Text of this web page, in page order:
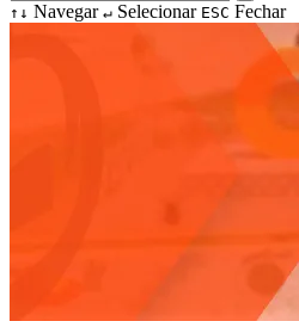
↑↓ Navegar ↵ Selecionar ESC Fechar